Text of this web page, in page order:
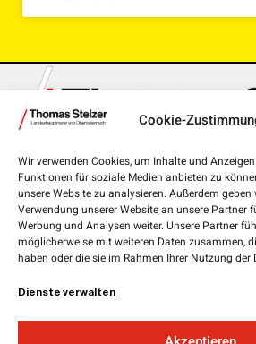
Cookie-
Wir verwenden Cookies, um Inhalte und
Funktionen für soziale Medien anbieten zu
unsere Website zu analysieren. Außerdem
Verwendung unserer Website an unsere Partner
Werbung und Analysen weiter. Unsere Partner
möglicherweise mit weiteren Daten zusammen,
haben oder die sie im Rahmen Ihrer Nutzung
Dienste verwalten
Landhausplatz 1,
+43 732 7720-
4020 Linz